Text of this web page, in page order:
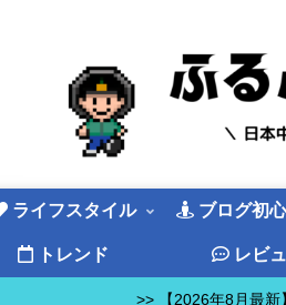
ライフスタイル ブログ初
トレンド レビ
>> 【2026年8月最新